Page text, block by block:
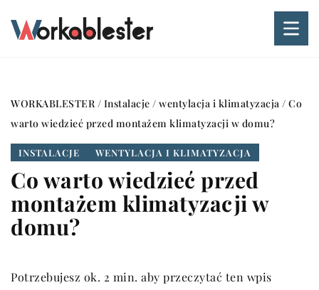
WORKABLESTER/ Instalacje / wentylacja i klimatyzacja / Co
warto wiedzieć przed montażem klimatyzacji w domu?
INSTALACJE WENTYLACJA I KLIMATYZACJA
Co warto wiedzieć przed
montażem klimatyzacji w
domu?
Potrzebujesz ok. 2 min. aby przeczytać ten wpis